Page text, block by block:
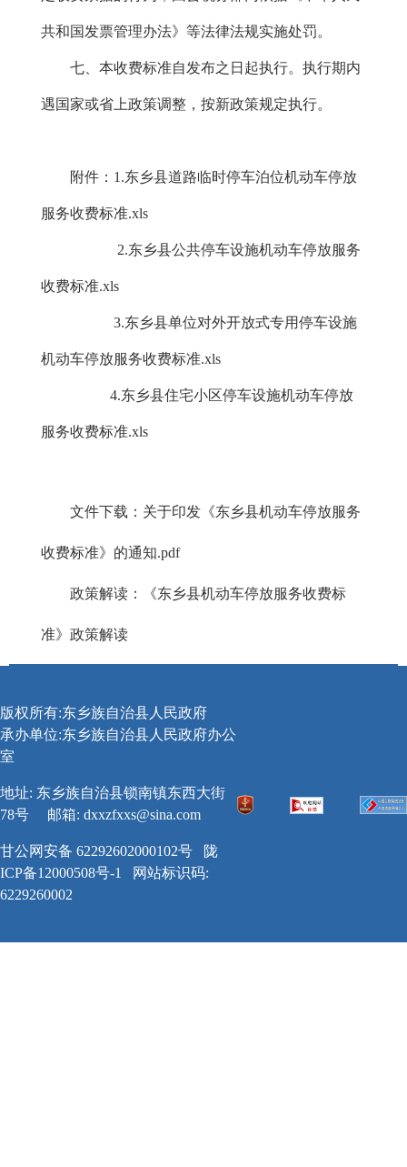
共和国发票管理办法》等法律法规实施处罚。
七、本收费标准自发布之日起执行。执行期内
遇国家或省上政策调整，按新政策规定执行。
附件：1.东乡县道路临时停车泊位机动车停放
服务收费标准.xls
2.东乡县公共停车设施机动车停放服务
收费标准.xls
3.东乡县单位对外开放式专用停车设施
机动车停放服务收费标准.xls
4.东乡县住宅小区停车设施机动车停放
服务收费标准.xls
文件下载： 关于印发《东乡县机动车停放服务
收费标准》的通知.pdf
政策解读： 《东乡县机动车停放服务收费标
准》政策解读
版权所有:东乡族自治县人民政府
承办单位:东乡族自治县人民政府办公
室
地址: 东乡族自治县锁南镇东西大街
78号
邮箱: dxxzfxxs@sina.com
甘公网安备 62292602000102号
陇
ICP备12000508号-1
网站标识码:
6229260002